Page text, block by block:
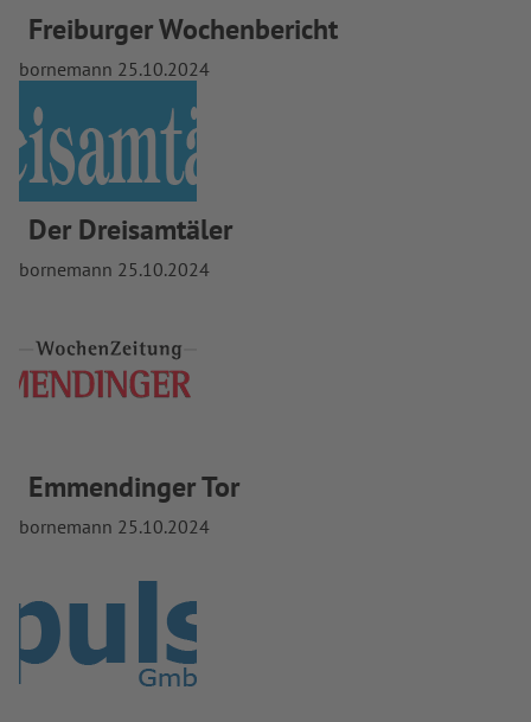
Freiburger Wochenbericht
bornemann 25.10.2024
Der Dreisamtäler
bornemann 25.10.2024
Emmendinger Tor
bornemann 25.10.2024